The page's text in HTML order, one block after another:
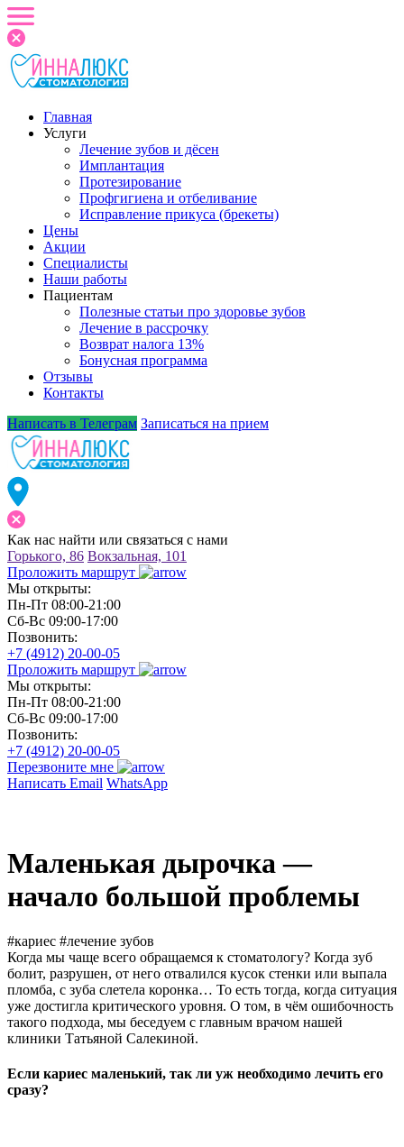
Главная
Услуги
Лечение зубов и дёсен
Имплантация
Протезирование
Профгигиена и отбеливание
Исправление прикуса (брекеты)
Цены
Акции
Специалисты
Наши работы
Пациентам
Полезные статьи про здоровье зубов
Лечение в рассрочку
Возврат налога 13%
Бонусная программа
Отзывы
Контакты
Написать в Телеграм Записаться на прием
Как нас найти или связаться с нами
Горького, 86 Вокзальная, 101
Проложить маршрут
Мы открыты:
Пн-Пт 08:00-21:00
Сб-Вс 09:00-17:00
Позвонить:
+7 (4912) 20-00-05
Проложить маршрут
Мы открыты:
Пн-Пт 08:00-21:00
Сб-Вс 09:00-17:00
Позвонить:
+7 (4912) 20-00-05
Перезвоните мне
Написать Email WhatsApp
Маленькая дырочка —
начало большой проблемы
#кариес #лечение зубов
Когда мы чаще всего обращаемся к стоматологу? Когда зуб
болит, разрушен, от него отвалился кусок стенки или выпала
пломба, с зуба слетела коронка… То есть тогда, когда ситуация
уже достигла критического уровня. О том, в чём ошибочность
такого подхода, мы беседуем с главным врачом нашей
клиники Татьяной Салекиной.
Если кариес маленький, так ли уж необходимо лечить его
сразу?